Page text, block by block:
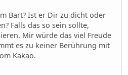
Bart? Ist er Dir zu dicht oder
Falls das so sein sollte,
Mir würde das viel Freude
es zu keiner Berührung mit
Kakao.